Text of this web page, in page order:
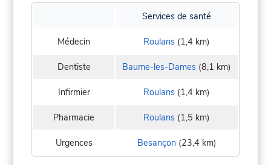
Services de santé
Médecin Roulans (1,4 km)
Dentiste Baume-les-Dames (8,1 km)
Infirmier Roulans (1,4 km)
Pharmacie Roulans (1,5 km)
Urgences Besançon(23,4 km)